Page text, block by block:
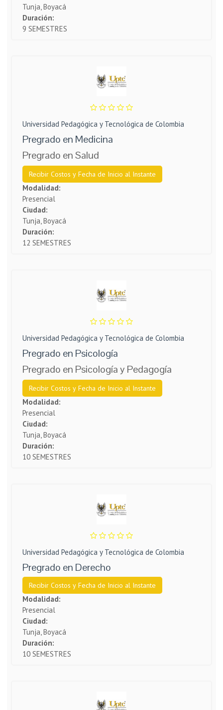
Tunja, Boyacá
Duración:
9 SEMESTRES
Universidad Pedagógica y Tecnológica de Colombia
Pregrado en Medicina
Pregrado en Salud
Recibir Costos y Fecha de Inicio al Instante
Modalidad:
Presencial
Ciudad:
Tunja, Boyacá
Duración:
12 SEMESTRES
Universidad Pedagógica y Tecnológica de Colombia
Pregrado en Psicología
Pregrado en Psicología y Pedagogía
Recibir Costos y Fecha de Inicio al Instante
Modalidad:
Presencial
Ciudad:
Tunja, Boyacá
Duración:
10 SEMESTRES
Universidad Pedagógica y Tecnológica de Colombia
Pregrado en Derecho
Recibir Costos y Fecha de Inicio al Instante
Modalidad:
Presencial
Ciudad:
Tunja, Boyacá
Duración:
10 SEMESTRES